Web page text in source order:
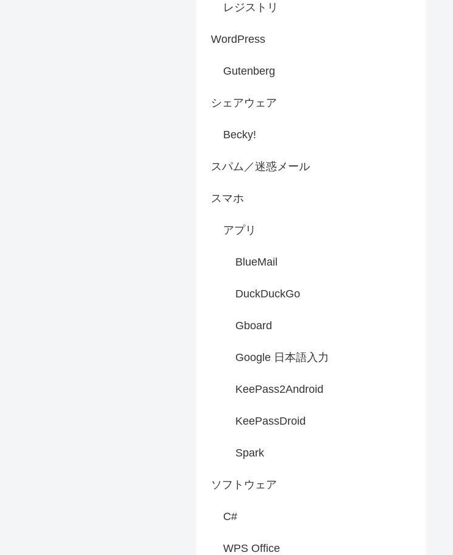
レジストリ
WordPress
Gutenberg
シェアウェア
Becky!
スパム／迷惑メール
スマホ
アプリ
BlueMail
DuckDuckGo
Gboard
Google 日本語入力
KeePass2Android
KeePassDroid
Spark
ソフトウェア
C#
WPS Office